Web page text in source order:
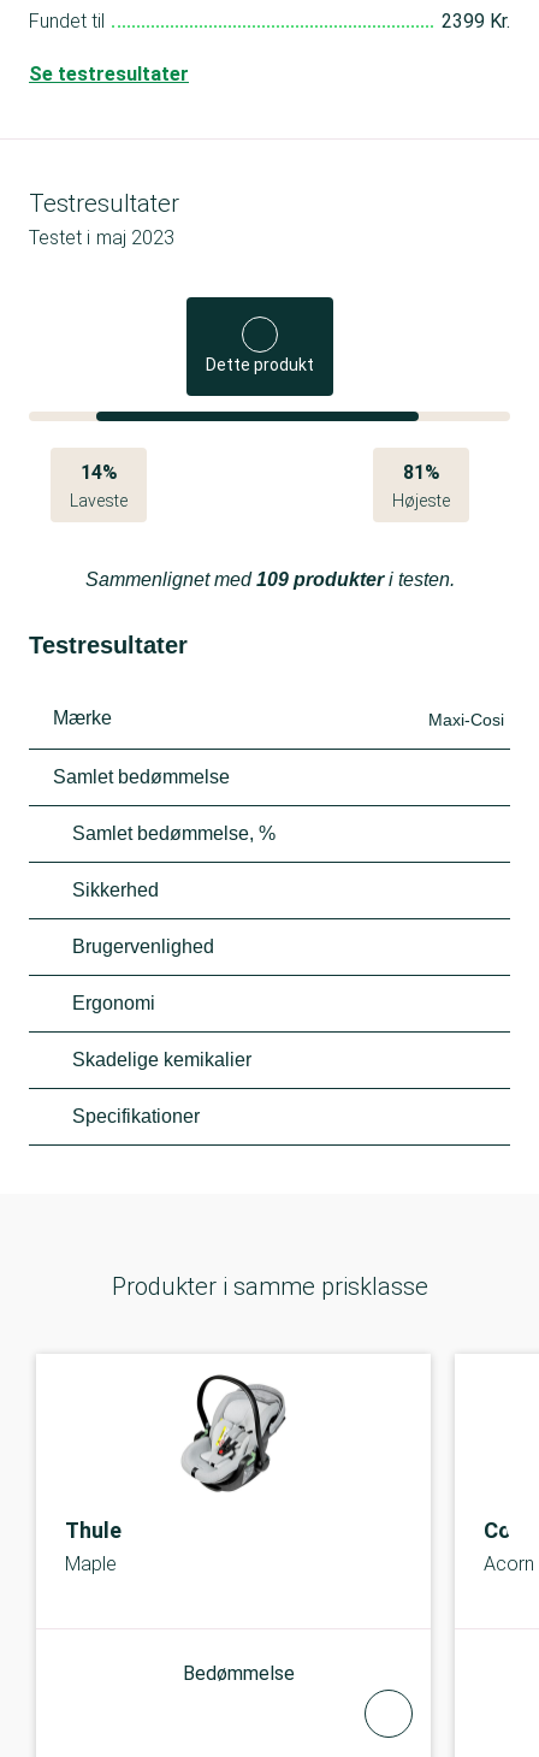
Fundet til 2399 Kr.
Se testresultater
Testresultater
Testet i maj 2023
Dette produkt
14%
Laveste
81%
Højeste
Sammenlignet med109 produkteri testen.
Testresultater
Mærke Maxi-Cosi
Samlet bedømmelse
Samlet bedømmelse, %
Sikkerhed
Brugervenlighed
Ergonomi
Skadelige kemikalier
Specifikationer
Produkter i samme prisklasse
Thule
Maple
Bedømmelse
Acorn